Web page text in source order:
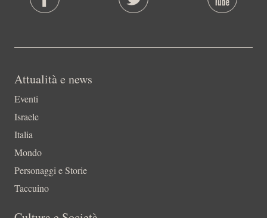
Attualità e news
Eventi
Israele
Italia
Mondo
Personaggi e Storie
Taccuino